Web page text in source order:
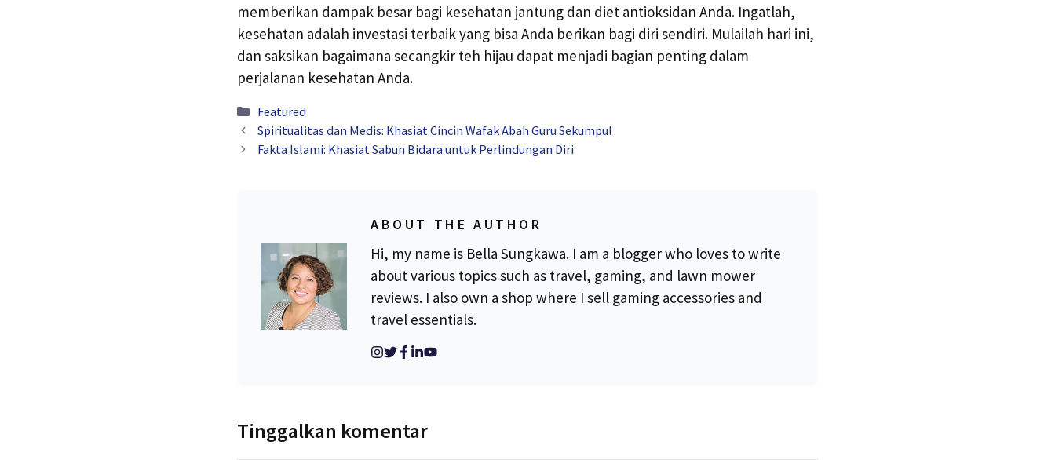
memberikan dampak besar bagi kesehatan jantung dan diet antioksidan Anda. Ingatlah,
kesehatan adalah investasi terbaik yang bisa Anda berikan bagi diri sendiri. Mulailah hari ini,
dan saksikan bagaimana secangkir teh hijau dapat menjadi bagian penting dalam
perjalanan kesehatan Anda.
Kategori
Featured
Spiritualitas dan Medis: Khasiat Cincin Wafak Abah Guru Sekumpul
Fakta Islami: Khasiat Sabun Bidara untuk Perlindungan Diri
ABOUT THE AUTHOR
Hi, my name is Bella Sungkawa. I am a blogger who loves to write
about various topics such as travel, gaming, and lawn mower
reviews. I also own a shop where I sell gaming accessories and
travel essentials.
Tinggalkan komentar